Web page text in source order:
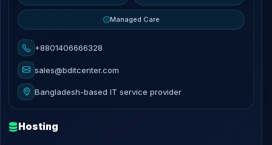
Managed Care
+8801406666328
sales@bditcenter.com
Bangladesh-based IT service provider
Hosting